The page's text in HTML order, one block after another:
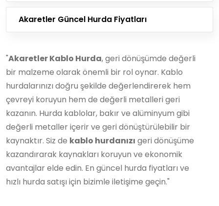
Akaretler Güncel Hurda Fiyatları
"Akaretler Kablo Hurda, geri dönüşümde değerli
bir malzeme olarak önemli bir rol oynar. Kablo
hurdalarınızı doğru şekilde değerlendirerek hem
çevreyi koruyun hem de değerli metalleri geri
kazanın. Hurda kablolar, bakır ve alüminyum gibi
değerli metaller içerir ve geri dönüştürülebilir bir
kaynaktır. Siz de kablo hurdanızı geri dönüşüme
kazandırarak kaynakları koruyun ve ekonomik
avantajlar elde edin. En güncel hurda fiyatları ve
hızlı hurda satışı için bizimle iletişime geçin."